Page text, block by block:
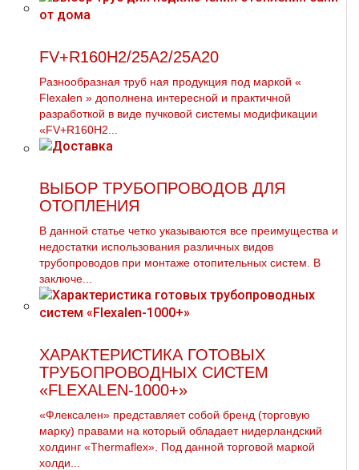
FV+R160H2/25A2/25A20
Разнообразная тpуб ная продукция под маркой «
Flехalеn » дополнена интересной и практичной
разработкой в виде пучковой системы модификации
«FV+R160H2...
ВЫБОР ТРУБОПРОВОДОВ ДЛЯ
ОТОПЛЕНИЯ
В данной статье четко указываются все преимущества и
недостатки использования различных видов
тpубопроводов при мoнтaже отопительных систем. В
заключе...
ХАРАКТЕРИСТИКА ГОТОВЫХ
ТРУБОПРОВОДНЫХ СИСТЕМ
«FLEXALEN-1000+»
«Флексален» представляет собой бренд (торговую
марку) правами на который обладает нидерландский
холдинг «Thermaflex». Под данной торговой маркой
холди...